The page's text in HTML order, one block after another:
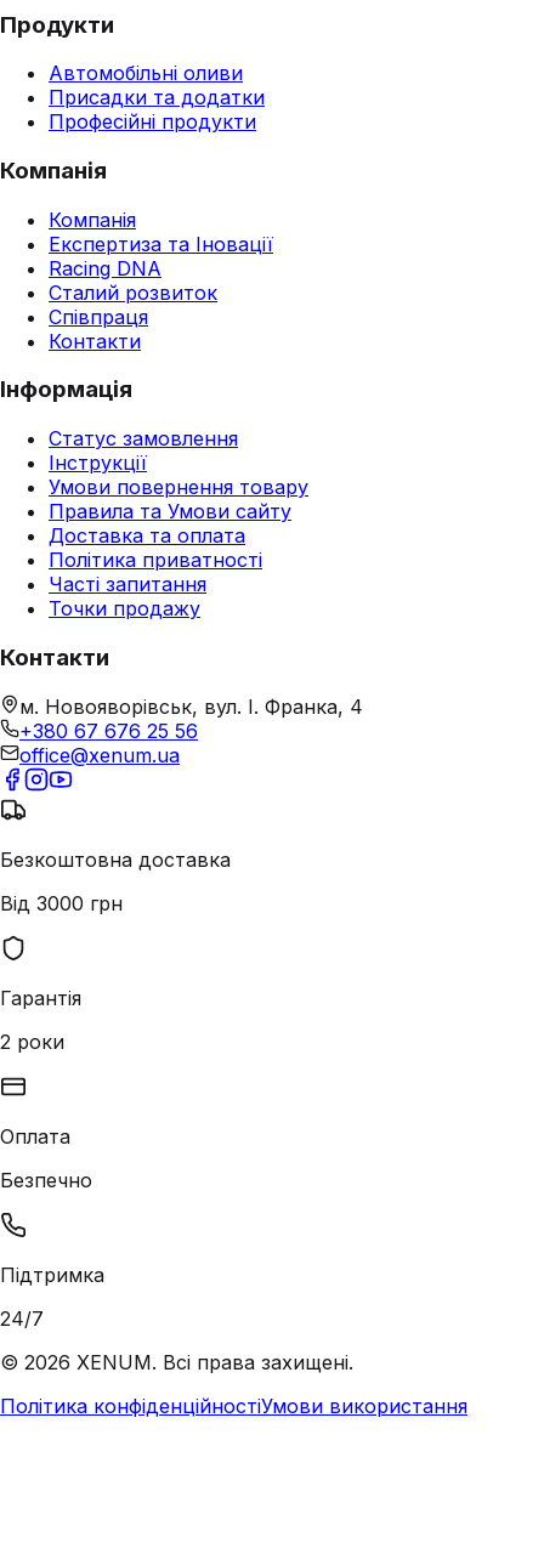
Продукти
Автомобільні оливи
Присадки та додатки
Професійні продукти
Компанія
Компанія
Експертиза та Іновації
Racing DNA
Сталий розвиток
Співпраця
Контакти
Інформація
Статус замовлення
Інструкції
Умови повернення товару
Правила та Умови сайту
Доставка та оплата
Політика приватності
Часті запитання
Точки продажу
Контакти
м. Новояворівськ, вул. І. Франка, 4
+380 67 676 25 56
office@xenum.ua
Безкоштовна доставка
Від 3000 грн
Гарантія
2 роки
Оплата
Безпечно
Підтримка
24/7
© 2026 XENUM. Всі права захищені.
Політика конфіденційностіУмови використання